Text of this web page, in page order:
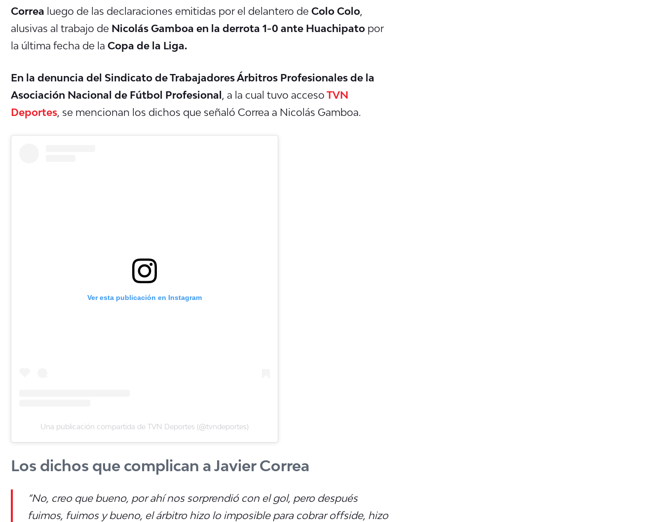
Correa luego de las declaraciones emitidas por el delantero de Colo Colo,
alusivas al trabajo de Nicolás Gamboa en la derrota 1-0 ante Huachipato por
la última fecha de la Copa de la Liga.
En la denuncia del Sindicato de Trabajadores Árbitros Profesionales de la
Asociación Nacional de Fútbol Profesional, a la cual tuvo acceso TVN
Deportes, se mencionan los dichos que señaló Correa a Nicolás Gamboa.
Ver esta publicación en Instagram
Una publicación compartida de TVN Deportes (@tvndeportes)
Los dichos que complican a Javier Correa
“No, creo que bueno, por ahí nos sorprendió con el gol, pero después
fuimos, fuimos y bueno, el árbitro hizo lo imposible para cobrar offside, hizo